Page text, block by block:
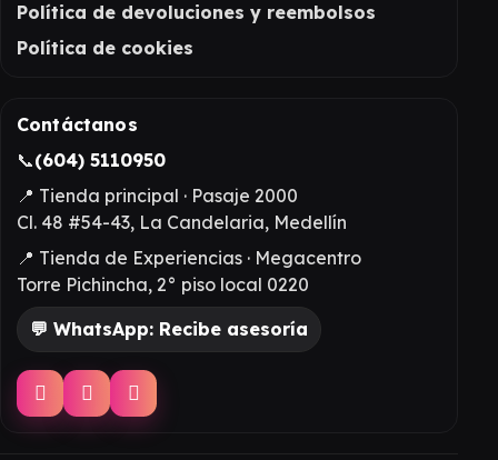
Política de devoluciones y reembolsos
Política de cookies
Contáctanos
📞(604) 5110950
📍 Tienda principal · Pasaje 2000
Cl. 48 #54-43, La Candelaria, Medellín
📍 Tienda de Experiencias · Megacentro
Torre Pichincha, 2° piso local 0220
💬 WhatsApp: Recibe asesoría